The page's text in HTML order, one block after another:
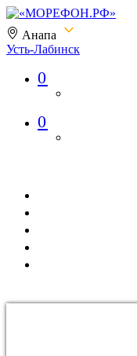
Анапа
Усть-Лабинск
«МОРЕФОН.РФ»
0
0